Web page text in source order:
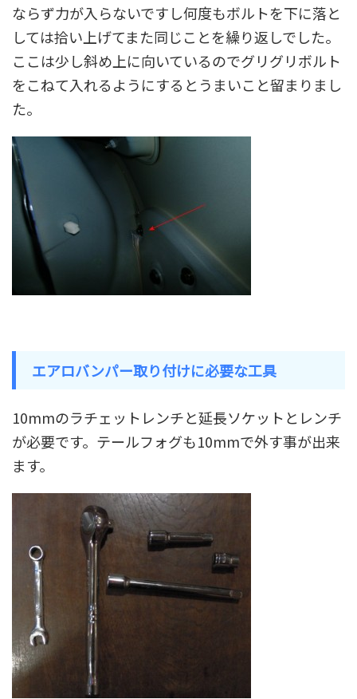
ならず力が入らないですし何度もボルトを下に落と
しては拾い上げてまた同じことを繰り返しでした。
ここは少し斜め上に向いているのでグリグリボルト
をこねて入れるようにするとうまいこと留まりまし
た。
エアロバンパー取り付けに必要な工具
10mmのラチェットレンチと延長ソケットとレンチ
が必要です。テールフォグも10mmで外す事が出来
ます。